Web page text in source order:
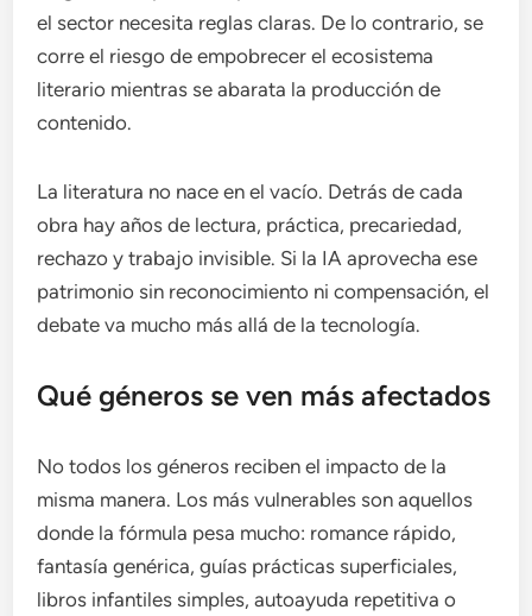
el sector necesita reglas claras. De lo contrario, se
corre el riesgo de empobrecer el ecosistema
literario mientras se abarata la producción de
contenido.
La literatura no nace en el vacío. Detrás de cada
obra hay años de lectura, práctica, precariedad,
rechazo y trabajo invisible. Si la IA aprovecha ese
patrimonio sin reconocimiento ni compensación, el
debate va mucho más allá de la tecnología.
Qué géneros se ven más afectados
No todos los géneros reciben el impacto de la
misma manera. Los más vulnerables son aquellos
donde la fórmula pesa mucho: romance rápido,
fantasía genérica, guías prácticas superficiales,
libros infantiles simples, autoayuda repetitiva o